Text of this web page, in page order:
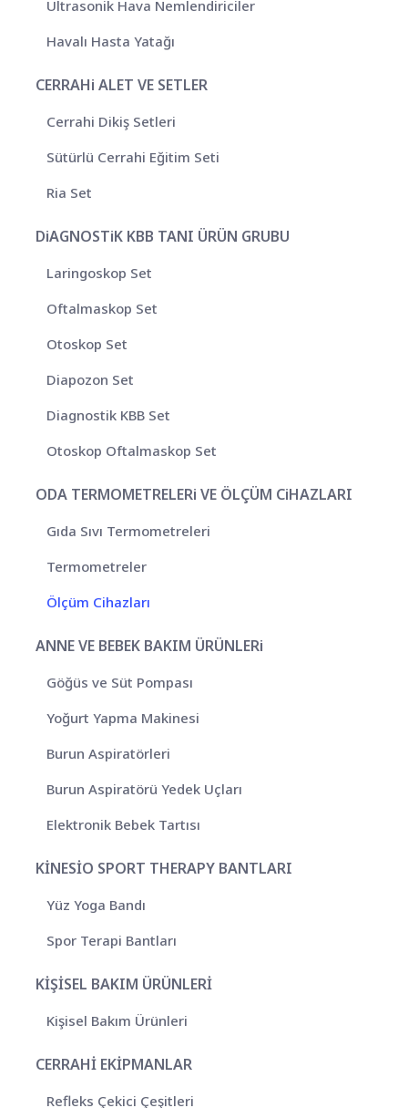
Ultrasonik Hava Nemlendiriciler
Havalı Hasta Yatağı
CERRAHi ALET VE SETLER
Cerrahi Dikiş Setleri
Sütürlü Cerrahi Eğitim Seti
Ria Set
DiAGNOSTiK KBB TANI ÜRÜN GRUBU
Laringoskop Set
Oftalmaskop Set
Otoskop Set
Diapozon Set
Diagnostik KBB Set
Otoskop Oftalmaskop Set
ODA TERMOMETRELERi VE ÖLÇÜM CiHAZLARI
Gıda Sıvı Termometreleri
Termometreler
Ölçüm Cihazları
ANNE VE BEBEK BAKIM ÜRÜNLERi
Göğüs ve Süt Pompası
Yoğurt Yapma Makinesi
Burun Aspiratörleri
Burun Aspiratörü Yedek Uçları
Elektronik Bebek Tartısı
KİNESİO SPORT THERAPY BANTLARI
Yüz Yoga Bandı
Spor Terapi Bantları
KİŞİSEL BAKIM ÜRÜNLERİ
Kişisel Bakım Ürünleri
CERRAHİ EKİPMANLAR
Refleks Çekici Çeşitleri